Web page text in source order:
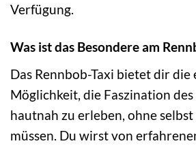
Verfügung.
Was ist das Besondere am
Das Rennbob-Taxi bietet dir
Möglichkeit, die Faszination
hautnah zu erleben, ohne
müssen. Du wirst von